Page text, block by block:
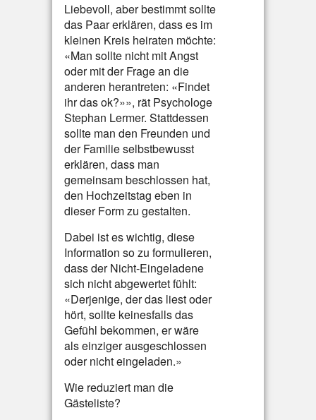
Liebevoll, aber bestimmt sollte
das Paar erklären, dass es im
kleinen Kreis heiraten möchte:
«Man sollte nicht mit Angst
oder mit der Frage an die
anderen herantreten: «Findet
ihr das ok?»», rät Psychologe
Stephan Lermer. Stattdessen
sollte man den Freunden und
der Familie selbstbewusst
erklären, dass man
gemeinsam beschlossen hat,
den Hochzeitstag eben in
dieser Form zu gestalten.
Dabei ist es wichtig, diese
Information so zu formulieren,
dass der Nicht-Eingeladene
sich nicht abgewertet fühlt:
«Derjenige, der das liest oder
hört, sollte keinesfalls das
Gefühl bekommen, er wäre
als einziger ausgeschlossen
oder nicht eingeladen.»
Wie reduziert man die
Gästeliste?